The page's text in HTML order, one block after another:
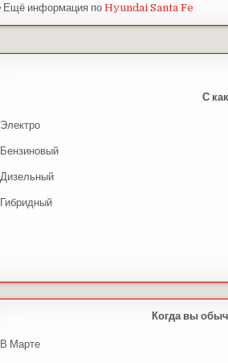
Ещё информация по Hyundai Santa Fe
С
Электро
Бензиновый
Дизельный
Гибридный
Когда вы
В Марте